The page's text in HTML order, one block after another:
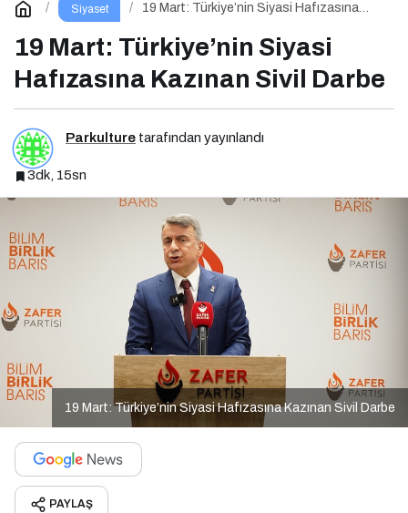
Siyaset
19 Mart: Türkiye’nin Siyasi Hafızasına
19 Mart: Türkiye’nin Siyasi
Hafızasına Kazınan Sivil Darbe
Parkulture tarafından yayınlandı
3dk, 15sn
19 Mart: Türkiye’nin Siyasi Hafızasına Kazınan Sivil Darbe
PAYLAŞ